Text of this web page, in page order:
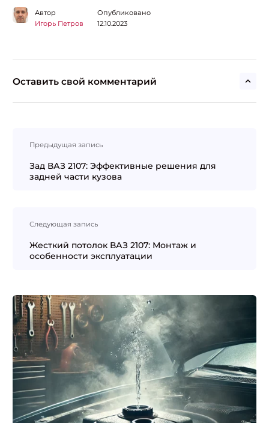
Автор
Игорь Петров
Опубликовано
12.10.2023
Оставить свой комментарий
записям
Предыдущая запись
Зад ВАЗ 2107: Эффективные решения для
задней части кузова
Следующая запись
Жесткий потолок ВАЗ 2107: Монтаж и
особенности эксплуатации